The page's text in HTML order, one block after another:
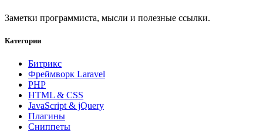
Заметки программиста, мысли и полезные ссылки.
Категории
Битрикс
Фреймворк Laravel
PHP
HTML & CSS
JavaScript & jQuery
Плагины
Сниппеты